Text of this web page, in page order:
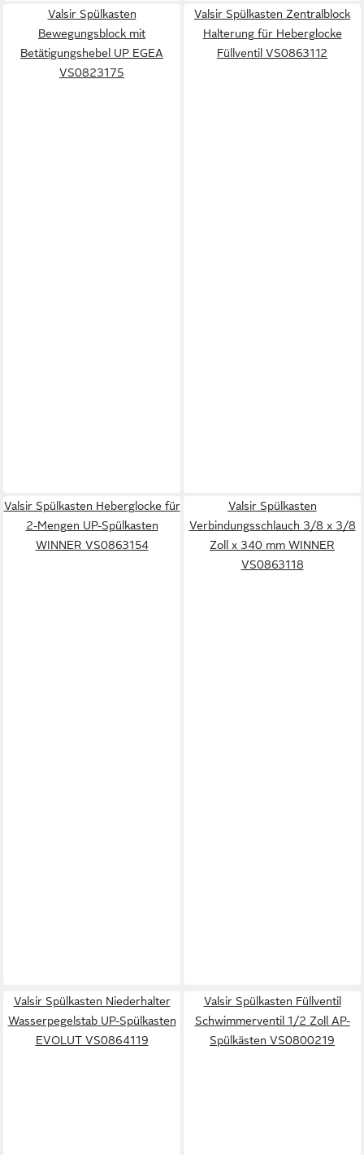
Valsir Spülkasten
Bewegungsblock mit
Betätigungshebel UP EGEA
VS0823175
Valsir Spülkasten Zentralblock
Halterung für Heberglocke
Füllventil VS0863112
Valsir Spülkasten Heberglocke für
2-Mengen UP-Spülkasten
WINNER VS0863154
Valsir Spülkasten
Verbindungsschlauch 3/8 x 3/8
Zoll x 340 mm WINNER
VS0863118
Valsir Spülkasten Niederhalter
Wasserpegelstab UP-Spülkasten
EVOLUT VS0864119
Valsir Spülkasten Füllventil
Schwimmerventil 1/2 Zoll AP-
Spülkästen VS0800219